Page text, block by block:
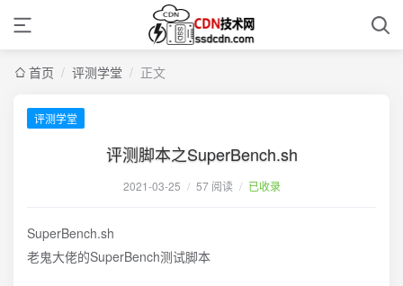
首页 / 评测学堂 / 正文
评测学堂
评测脚本之SuperBench.sh
2021-03-25 / 57 阅读 / 已收录
SuperBench.sh
老鬼大佬的SuperBench测试脚本